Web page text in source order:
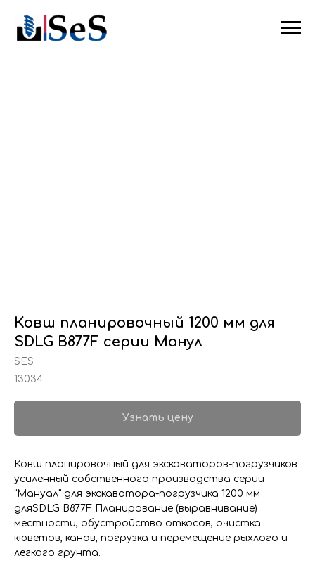
Ковш планировочный 1200 мм для
SDLG B877F серии Манул
SES
13034
Узнать цену
Ковш планировочный для экскаваторов-погрузчиков
усиленный собственного производства серии
"Мануал" для экскаватора-погрузчика 1200 мм
дляSDLG B877F. Планирование (выравнивание)
местности, обустройство откосов, очистка
кюветов, канав, погрузка и перемещение рыхлого и
легкого грунта.